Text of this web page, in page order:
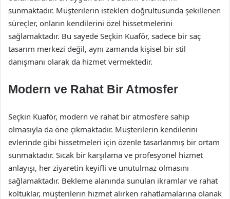
sunmaktadır. Müşterilerin istekleri doğrultusunda şekillenen
süreçler, onların kendilerini özel hissetmelerini
sağlamaktadır. Bu sayede Seçkin Kuaför, sadece bir saç
tasarım merkezi değil, aynı zamanda kişisel bir stil
danışmanı olarak da hizmet vermektedir.
Modern ve Rahat Bir Atmosfer
Seçkin Kuaför, modern ve rahat bir atmosfere sahip
olmasıyla da öne çıkmaktadır. Müşterilerin kendilerini
evlerinde gibi hissetmeleri için özenle tasarlanmış bir ortam
sunmaktadır. Sıcak bir karşılama ve profesyonel hizmet
anlayışı, her ziyaretin keyifli ve unutulmaz olmasını
sağlamaktadır. Bekleme alanında sunulan ikramlar ve rahat
koltuklar, müşterilerin hizmet alırken rahatlamalarına olanak